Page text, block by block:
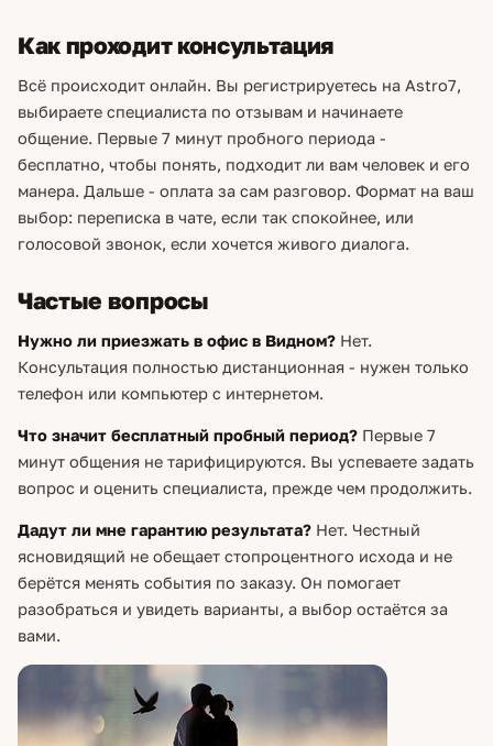
Как проходит консультация
Всё происходит онлайн. Вы регистрируетесь на Astro7,
выбираете специалиста по отзывам и начинаете
общение. Первые 7 минут пробного периода -
бесплатно, чтобы понять, подходит ли вам человек и его
манера. Дальше - оплата за сам разговор. Формат на ваш
выбор: переписка в чате, если так спокойнее, или
голосовой звонок, если хочется живого диалога.
Частые вопросы
Нужно ли приезжать в офис в Видном? Нет.
Консультация полностью дистанционная - нужен только
телефон или компьютер с интернетом.
Что значит бесплатный пробный период? Первые 7
минут общения не тарифицируются. Вы успеваете задать
вопрос и оценить специалиста, прежде чем продолжить.
Дадут ли мне гарантию результата? Нет. Честный
ясновидящий не обещает стопроцентного исхода и не
берётся менять события по заказу. Он помогает
разобраться и увидеть варианты, а выбор остаётся за
вами.